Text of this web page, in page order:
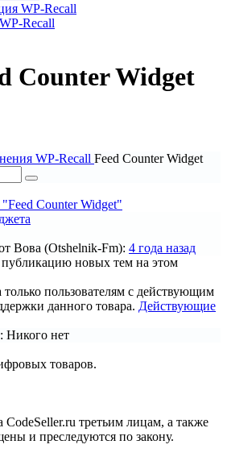
WP-Recall
Recall
Counter Widget
WP-Recall Feed Counter Widget
Counter Widget"
Вова (Otshelnik-Fm): 4 года назад
новых тем на этом
пользователям с действующим
данного товара. Действующие
Никого нет
товаров.
CodeSeller.ru третьим лицам, а также
и преследуются по закону.